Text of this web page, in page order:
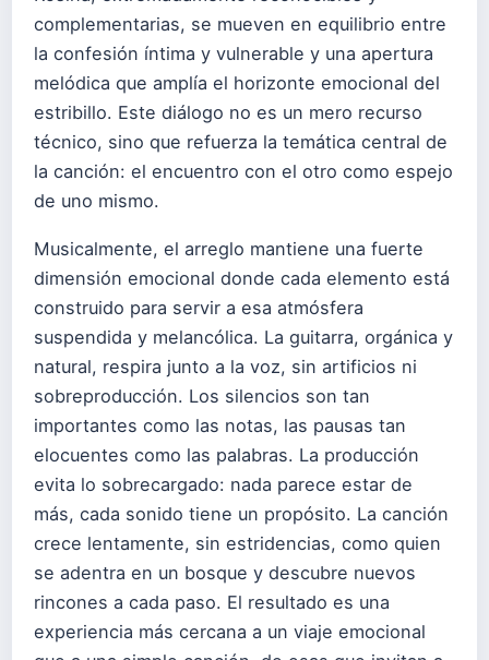
complementarias, se mueven en equilibrio entre
la confesión íntima y vulnerable y una apertura
melódica que amplía el horizonte emocional del
estribillo. Este diálogo no es un mero recurso
técnico, sino que refuerza la temática central de
la canción: el encuentro con el otro como espejo
de uno mismo.
Musicalmente, el arreglo mantiene una fuerte
dimensión emocional donde cada elemento está
construido para servir a esa atmósfera
suspendida y melancólica. La guitarra, orgánica y
natural, respira junto a la voz, sin artificios ni
sobreproducción. Los silencios son tan
importantes como las notas, las pausas tan
elocuentes como las palabras. La producción
evita lo sobrecargado: nada parece estar de
más, cada sonido tiene un propósito. La canción
crece lentamente, sin estridencias, como quien
se adentra en un bosque y descubre nuevos
rincones a cada paso. El resultado es una
experiencia más cercana a un viaje emocional